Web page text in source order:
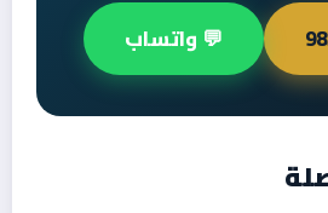
💬 واتساب